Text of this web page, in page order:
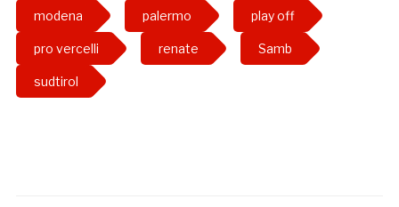
modena palermo play off
pro vercelli renate Samb
sudtirol